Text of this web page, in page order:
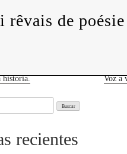
portátiles
contacto
rêvais de poésie
historia. Voz a
recientes